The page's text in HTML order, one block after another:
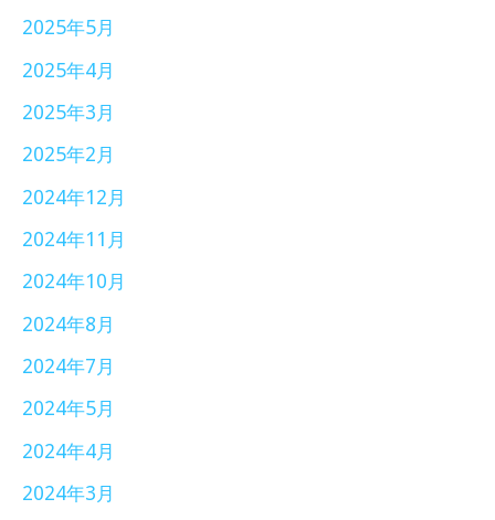
2025年5月
2025年4月
2025年3月
2025年2月
2024年12月
2024年11月
2024年10月
2024年8月
2024年7月
2024年5月
2024年4月
2024年3月